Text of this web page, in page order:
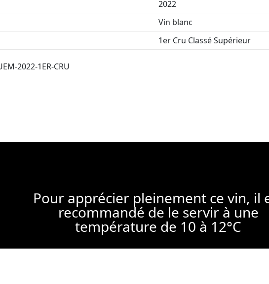
2022
Vin blanc
1er Cru Classé Supérieur
2022-1ER-CRU
Pour apprécier pleinement ce vin, il
recommandé de le servir à une
température de 10 à 12°C